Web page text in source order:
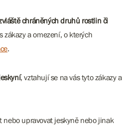
chráněných druhů rostlin či
zákazy a omezení, o kterých
.
, vztahují se na vás tyto zákazy a
nebo upravovat jeskyně nebo jinak